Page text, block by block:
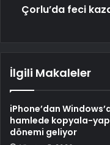
Çorlu’da feci
İlgili Makaleler
iPhone’dan
hamlede kopyala-
dönemi geliyor